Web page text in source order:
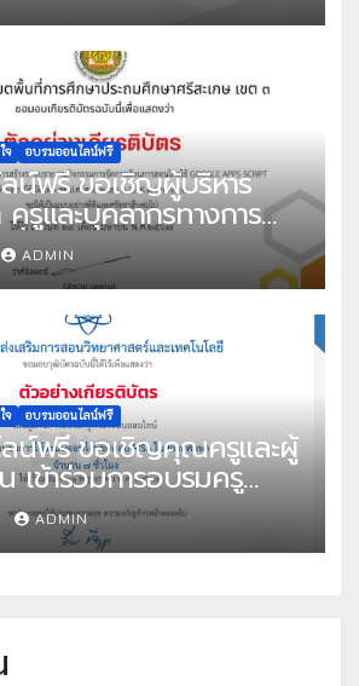
ถนะ Digital Literacy
โมง จัดโดย สถาบัน
(องค์การมหาชน)
จ อบรมออนไลน์ฟรี
น์ฟรี ขอเชิญผู้บริหาร
รูและบุคลากรทางการ
มีความสนใจเข้าร่วม
บัติการระบบออนไลน์ ผ่าน
ล สพป.ศรีสะเกษ เขต 3
หลักสูตร อบรมเชิง
เพื่อการบริหารสถาน
งคารที่ 7 พฤษภาคม
09.00 น. เป็นต้นไป จัด
สะเกษ เขต 3
ADMIN
จ อบรมออนไลน์ฟรี
น์ฟรี ขอเชิญคุณครูและผู้
เข้าร่วมการอบรมครู
นไลน์ หลักสูตร อบรมการ
ลน์ข้อสอบ PISA ในสถาน
ADMIN